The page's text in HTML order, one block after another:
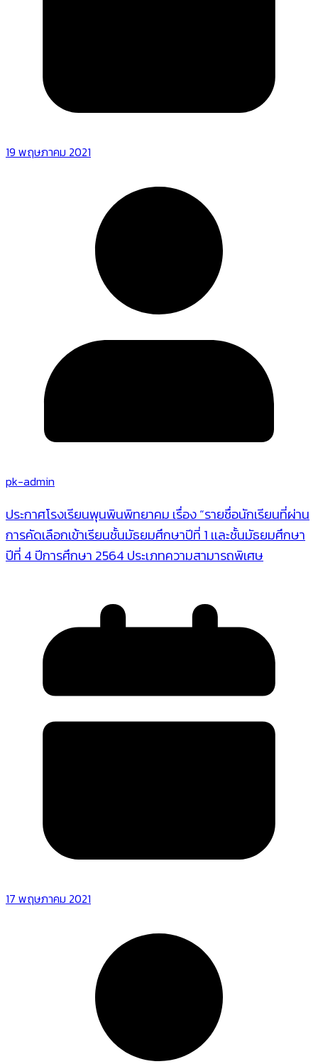
19 พฤษภาคม 2021
pk-admin
ประกาศโรงเรียนพุนพินพิทยาคม เรื่อง “รายชื่อนักเรียนที่ผ่าน
การคัดเลือกเข้าเรียนชั้นมัธยมศึกษาปีที่ 1 เเละชั้นมัธยมศึกษา
ปีที่ 4 ปีการศึกษา 2564 ประเภทความสามารถพิเศษ
17 พฤษภาคม 2021